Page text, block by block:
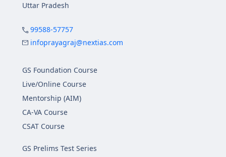
Uttar Pradesh
99588-57757
infoprayagraj@nextias.com
GS Foundation Course
Live/Online Course
Mentorship (AIM)
CA-VA Course
CSAT Course
GS Prelims Test Series